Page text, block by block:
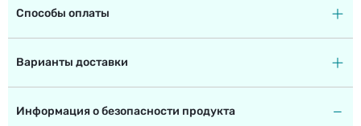
Способы оплаты
Варианты доставки
Информация о безопасности продукта